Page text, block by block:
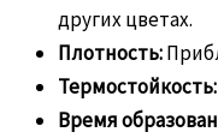
других цветах.
Плотность:
Термостойкость:
Время